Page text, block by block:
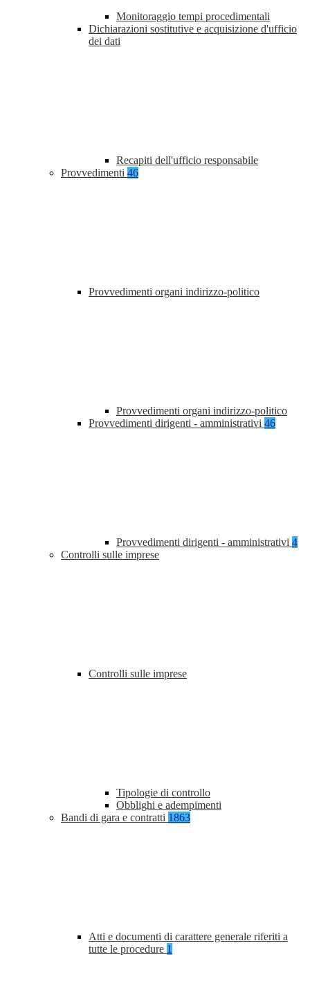
Monitoraggio tempi procedimentali
Dichiarazioni sostitutive e acquisizione d'ufficio
dei dati
Recapiti dell'ufficio responsabile
Provvedimenti 46
Provvedimenti organi indirizzo-politico
Provvedimenti organi indirizzo-politico
Provvedimenti dirigenti - amministrativi 46
Provvedimenti dirigenti - amministrativi 4
Controlli sulle imprese
Controlli sulle imprese
Tipologie di controllo
Obblighi e adempimenti
Bandi di gara e contratti 1863
Atti e documenti di carattere generale riferiti a
tutte le procedure 1